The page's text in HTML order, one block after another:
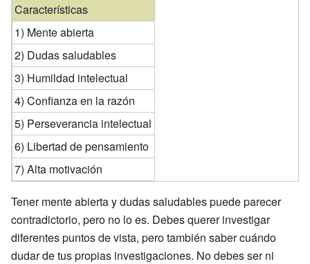
Características
1) Mente abierta
2) Dudas saludables
3) Humildad intelectual
4) Confianza en la razón
5) Perseverancia intelectual
6) Libertad de pensamiento
7) Alta motivación
Tener mente abierta y dudas saludables puede parecer
contradictorio, pero no lo es. Debes querer investigar
diferentes puntos de vista, pero también saber cuándo
dudar de tus propias investigaciones. No debes ser ni